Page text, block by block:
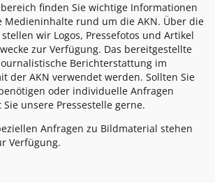
finden Sie wichtige Informationen
Medieninhalte rund um die AKN. Über die
wir Logos, Pressefotos und Artikel
zur Verfügung. Das bereitgestellte
Berichterstattung im
der AKN verwendet werden. Sollten Sie
oder individuelle Anfragen
unsere Pressestelle gerne.
Anfragen zu Bildmaterial stehen
Verfügung.